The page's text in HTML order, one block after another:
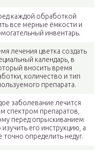
каждой обработкой
все мерные ёмкости и
инвентарь.
лечения цветка создать
календарь, в
вносить время
количество и тип
препарата.
заболевание лечится
спектром препаратов,
перед опрыскиванием
его инструкцию, а
точно определить недуг.